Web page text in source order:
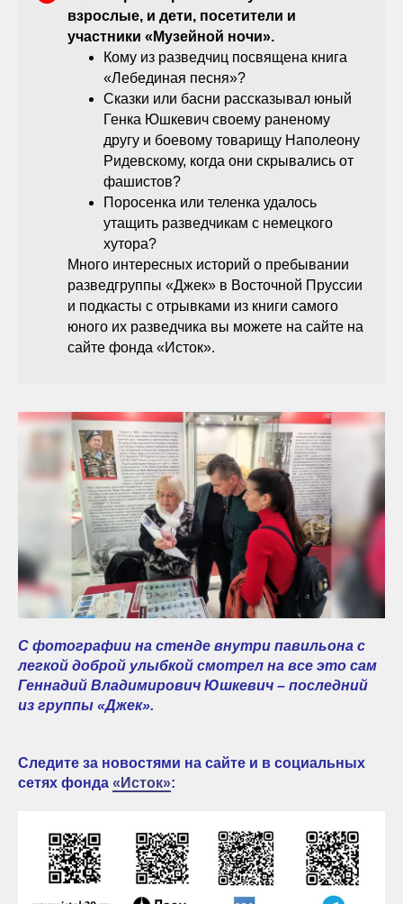
взрослые, и дети, посетители и
участники «Музейной ночи».
Кому из разведчиц посвящена книга
«Лебединая песня»?
Сказки или басни рассказывал юный
Генка Юшкевич своему раненому
другу и боевому товарищу Наполеону
Ридевскому, когда они скрывались от
фашистов?
Поросенка или теленка удалось
утащить разведчикам с немецкого
хутора?
Много интересных историй о пребывании
разведгруппы «Джек» в Восточной Пруссии
и подкасты с отрывками из книги самого
юного их разведчика вы можете на сайте на
сайте фонда «Исток».
С фотографии на стенде внутри павильона с
легкой доброй улыбкой смотрел на все это сам
Геннадий Владимирович Юшкевич – последний
из группы «Джек».
Следите за новостями на сайте и в социальных
сетях фонда «Исток»: